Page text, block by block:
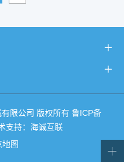
限公司 版权所有 鲁ICP备
支持：海诚互联
地图